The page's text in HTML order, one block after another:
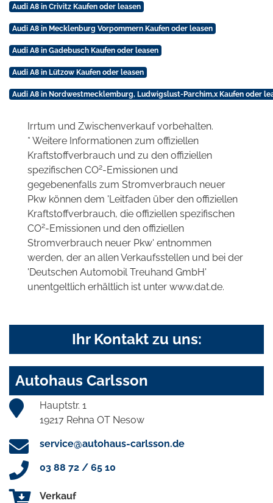
Audi A8 in Crivitz Kaufen oder leasen
Audi A8 in Mecklenburg Vorpommern Kaufen oder leasen
Audi A8 in Gadebusch Kaufen oder leasen
Audi A8 in Lützow Kaufen oder leasen
Audi A8 in Nordwestmecklemburg, Ludwigslust-Parchim,x Kaufen oder
Irrtum und Zwischenverkauf vorbehalten.
* Weitere Informationen zum offiziellen
Kraftstoffverbrauch und zu den offiziellen
spezifischen CO2-Emissionen und
gegebenenfalls zum Stromverbrauch neuer
Pkw können dem 'Leitfaden über den offiziellen
Kraftstoffverbrauch, die offiziellen spezifischen
CO2-Emissionen und den offiziellen
Stromverbrauch neuer Pkw' entnommen
werden, der an allen Verkaufsstellen und bei der
'Deutschen Automobil Treuhand GmbH'
unentgeltlich erhältlich ist unter www.dat.de.
Ihr Kontakt zu uns:
Autohaus Carlsson
Hauptstr. 1
19217 Rehna OT Nesow
service@autohaus-carlsson.de
03 88 72 / 65 10
Verkauf